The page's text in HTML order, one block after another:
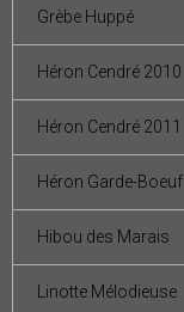
Grèbe Huppé
Héron Cendré 2010
Héron Cendré 2011
Héron Garde-Boeuf
Hibou des Marais
Linotte Mélodieuse